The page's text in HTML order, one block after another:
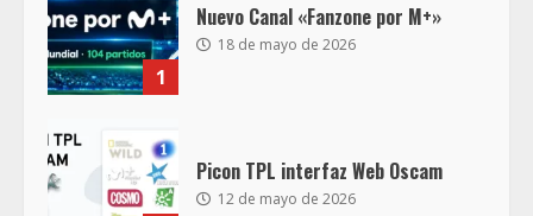
1
Nuevo Canal «Fanzone por M+»
18 de mayo de 2026
Picon TPL interfaz Web Oscam
12 de mayo de 2026